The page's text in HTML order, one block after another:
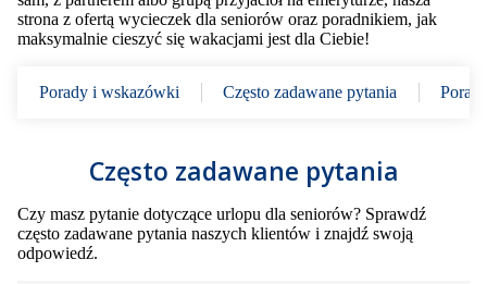
strona z ofertą wycieczek dla seniorów oraz poradnikiem, jak
maksymalnie cieszyć się wakacjami jest dla Ciebie!
Porady i wskazówki Często zadawane pytania
Często zadawane pytania
Czy masz pytanie dotyczące urlopu dla seniorów? Sprawdź
często zadawane pytania naszych klientów i znajdź swoją
odpowiedź.